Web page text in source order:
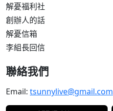
解憂福利社
創辦人的話
解憂信箱
李組長回信
聯絡我們
Email: tsunnylive@gmail.com